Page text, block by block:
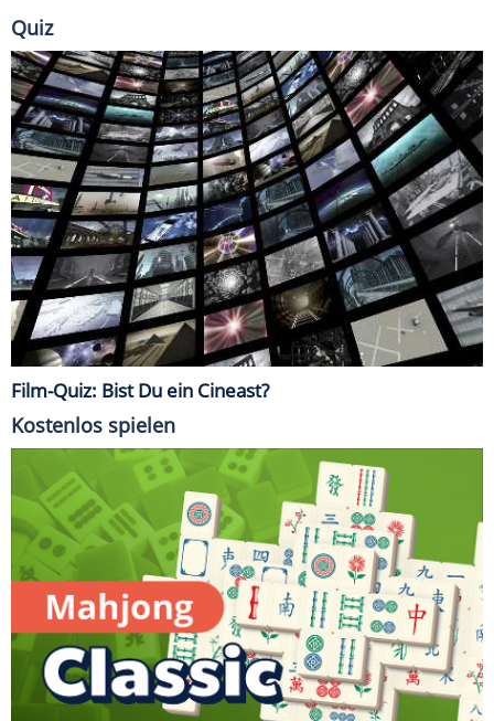
Quiz
Film-Quiz: Bist Du ein Cineast?
Kostenlos spielen